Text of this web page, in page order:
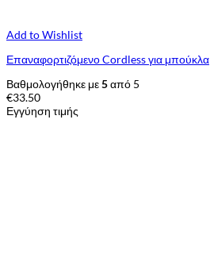
Add to Wishlist
Επαναφορτιζόμενο Cordless για μπούκλα
Βαθμολογήθηκε με5από 5
€33.50
Εγγύηση τιμής